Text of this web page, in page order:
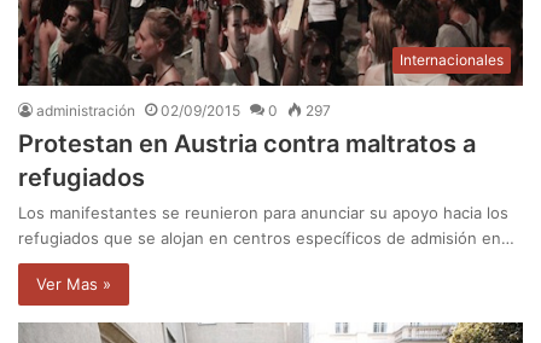
Internacionales
administración 02/09/2015 0 297
Protestan en Austria contra maltratos a
refugiados
Los manifestantes se reunieron para anunciar su apoyo hacia los
refugiados que se alojan en centros específicos de admisión en…
Ver Mas »